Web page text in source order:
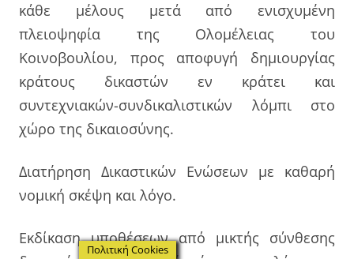
κάθε μέλους μετά από ενισχυμένη
πλειοψηφία της Ολομέλειας του
Κοινοβουλίου, προς αποφυγή δημιουργίας
κράτους δικαστών εν κράτει και
συντεχνιακών-συνδικαλιστικών λόμπι στο
χώρο της δικαιοσύνης.
Διατήρηση Δικαστικών Ενώσεων με καθαρή
νομική σκέψη και λόγο.
Εκδίκαση υποθέσεων από μικτής σύνθεσης
Πολιτική Cookies